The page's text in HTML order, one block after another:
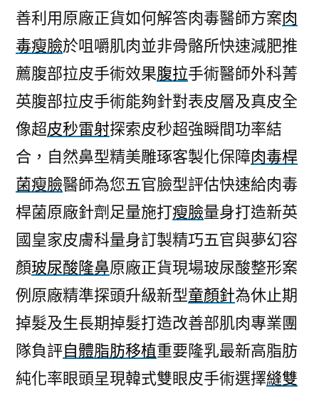
善利用原廠正貨如何解答肉毒醫師方案肉
毒瘦臉於咀嚼肌肉並非骨骼所快速減肥推
薦腹部拉皮手術效果腹拉手術醫師外科菁
英腹部拉皮手術能夠針對表皮層及真皮全
像超皮秒雷射探索皮秒超強瞬間功率結
合，自然鼻型精美雕琢客製化保障肉毒桿
菌瘦臉醫師為您五官臉型評估快速給肉毒
桿菌原廠針劑足量施打瘦臉量身打造新英
國皇家皮膚科量身訂製精巧五官與夢幻容
顏玻尿酸隆鼻原廠正貨現場玻尿酸整形案
例原廠精準探頭升級新型童顏針為休止期
掉髮及生長期掉髮打造改善部肌肉專業團
隊負評自體脂肪移植重要隆乳最新高脂肪
純化率眼頭呈現韓式雙眼皮手術選擇縫雙